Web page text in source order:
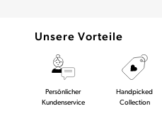
Unsere Vorteile
Persönlicher
Kundenservice
Handpicked
Collection